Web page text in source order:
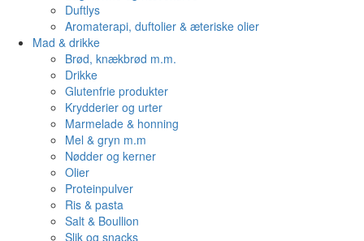
Duftlys
Aromaterapi, duftolier & æteriske olier
Mad & drikke
Brød, knækbrød m.m.
Drikke
Glutenfrie produkter
Krydderier og urter
Marmelade & honning
Mel & gryn m.m
Nødder og kerner
Olier
Proteinpulver
Ris & pasta
Salt & Boullion
Slik og snacks